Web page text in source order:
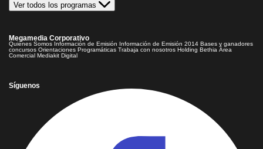
Ver todos los programas
Megamedia Corporativo
Quienes Somos Información de Emisión Información de Emisión 2014 Bases y ganadores
concursos Orientaciones Programáticas Trabaja con nosotros Holding Bethia Área
Comercial Mediakit Digital
Síguenos